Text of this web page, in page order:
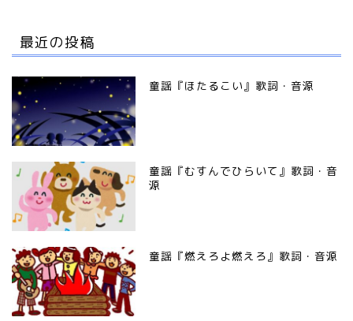
最近の投稿
童謡『ほたるこい』歌詞・音源
童謡『むすんでひらいて』歌詞・音
源
童謡『燃えろよ燃えろ』歌詞・音源